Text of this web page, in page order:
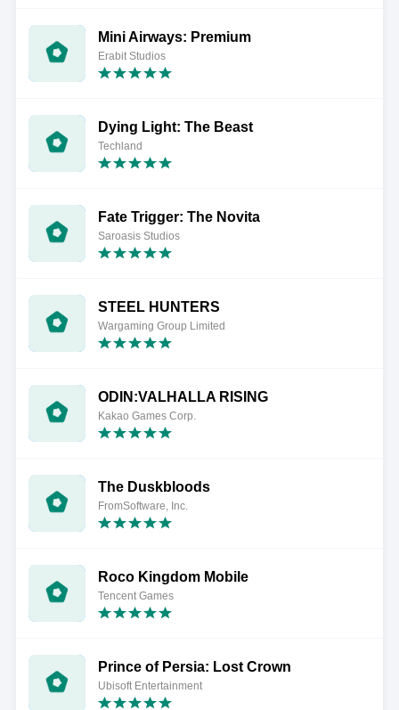
Mini Airways: Premium
Erabit Studios
Dying Light: The Beast
Techland
Fate Trigger: The Novita
Saroasis Studios
STEEL HUNTERS
Wargaming Group Limited
ODIN:VALHALLA RISING
Kakao Games Corp.
The Duskbloods
FromSoftware, Inc.
Roco Kingdom Mobile
Tencent Games
Prince of Persia: Lost Crown
Ubisoft Entertainment